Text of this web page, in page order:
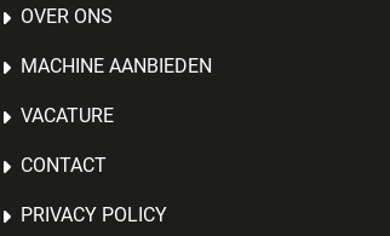
OVER ONS
MACHINE AANBIEDEN
VACATURE
CONTACT
PRIVACY POLICY